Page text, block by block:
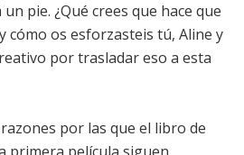
pie. ¿Qué crees que hace que
cómo os esforzasteis tú, Aline y
por trasladar eso a esta
por las que el libro de